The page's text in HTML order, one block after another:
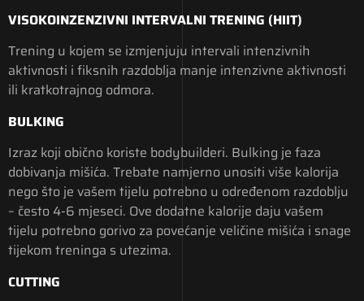
VISOKOINZENZIVNI INTERVALNI TRENING (HIIT)
Trening u kojem se izmjenjuju intervali intenzivnih
aktivnosti i fiksnih razdoblja manje intenzivne aktivnosti
ili kratkotrajnog odmora.
BULKING
Izraz koji obično koriste bodybuilderi. Bulking je faza
dobivanja mišića. Trebate namjerno unositi više kalorija
nego što je vašem tijelu potrebno u određenom razdoblju
– često 4-6 mjeseci. Ove dodatne kalorije daju vašem
tijelu potrebno gorivo za povećanje veličine mišića i snage
tijekom treninga s utezima.
CUTTING